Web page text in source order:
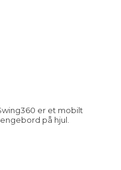
er et mobilt
på hjul.